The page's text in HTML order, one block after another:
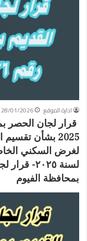
ادارة الموقع
28/01/2026
2025 بشأن
لسنة ٢٠٢٥-
بمحافظة الفيوم